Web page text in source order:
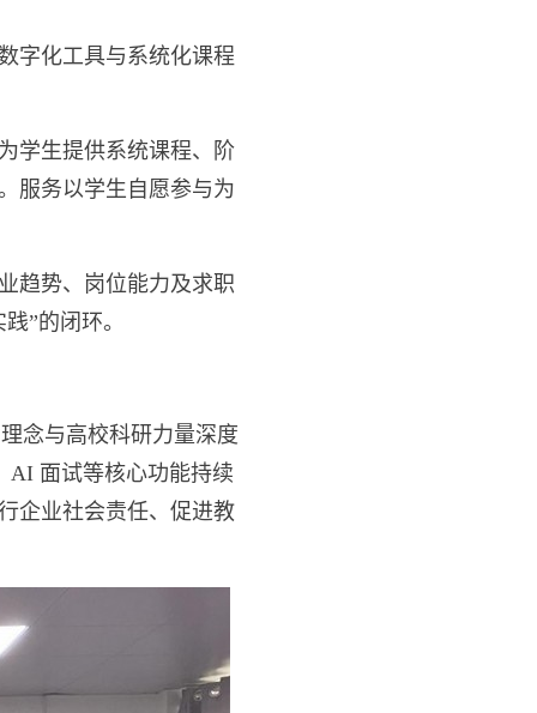
字化工具与系统化课程
学生提供系统课程、阶
服务以学生自愿参与为
趋势、岗位能力及求职
”的闭环。
念与高校科研力量深度
AI 面试等核心功能持续
企业社会责任、促进教